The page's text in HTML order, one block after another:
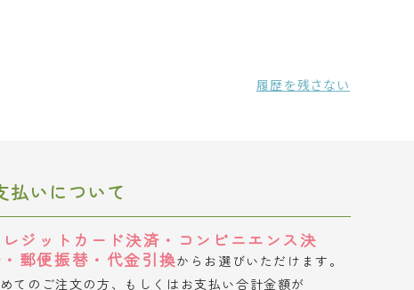
履歴を残さない
払いについて
レジットカード決済・コンビニエンス決
郵便振替・代金引換からお選びいただけます。
てのご注文の方、もしくはお支払い合計金額が